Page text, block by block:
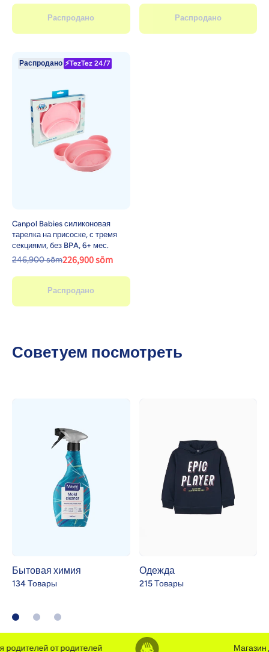
Распродано Распродано
Распродано ⚡TezTez 24/7
Canpol Babies силиконовая
тарелка на присоске, с тремя
секциями, без BPA, 6+ мес.
246,900 sōm226,900 sōm
Распродано
Советуем посмотреть
Бытовая химия
134 Товары
Одежда
215 Товары
от родителей Магазин